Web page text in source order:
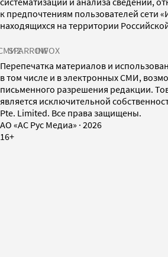
к предпочтениям пользователей сети
находящихся на территории
SPARROWINFOX
Перепечатка материалов и
в том числе и в электронных СМИ,
письменного разрешения редакции.
является исключительной
Pte. Limited. Все права защищены.
AO «АС Рус Медиа» · 2026
16+